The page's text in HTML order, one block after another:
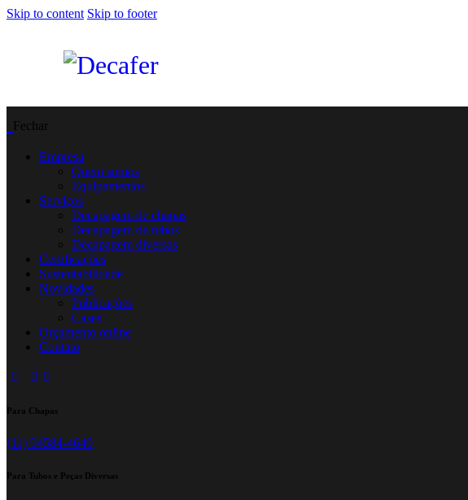
Skip to content Skip to footer
Fechar
Empresa
Quem somos
Equipamentos
Serviços
Decapagem de chapas
Decapagem de tubos
Decapagem diversas
Certificações
Sustentabilidade
Novidades
Publicações
Cases
Orçamento online
Contato
Para Chapas
(11) 94584-4649
Para Tubos e Peças Diversas